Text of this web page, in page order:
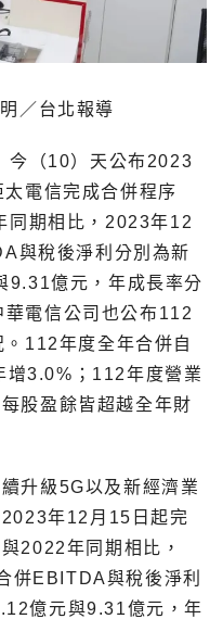
／台北報導
今（10）天公布2023
電信完成合併程序
同期相比，2023年12
與稅後淨利分別為新
9.31億元，年成長率分
電信公司也公布112
112年度全年合併自
增3.0%；112年度營業
股盈餘皆超越全年財
升級5G以及新經濟業
年12月15日起完
2022年同期相比，
併EBITDA與稅後淨利
億元與9.31億元，年